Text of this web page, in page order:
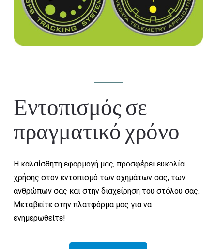
Εντοπισμός σε
πραγματικό χρόνο
Η καλαίσθητη εφαρμογή μας, προσφέρει ευκολία
χρήσης στον εντοπισμό των οχημάτων σας, των
ανθρώπων σας και στην διαχείρηση του στόλου σας.
Μεταβείτε στην πλατφόρμα μας για να
ενημερωθείτε!